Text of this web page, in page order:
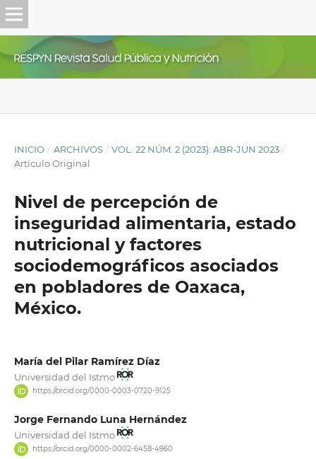
INICIO / ARCHIVOS / VOL. 22 NÚM. 2 (2023): ABR-JUN 2023 /
Artículo Original
Nivel de percepción de
inseguridad alimentaria, estado
nutricional y factores
sociodemográficos asociados
en pobladores de Oaxaca,
México.
María del Pilar Ramírez Díaz
Universidad del Istmo
https://orcid.org/0000-0003-0720-9125
Jorge Fernando Luna Hernández
Universidad del Istmo
https://orcid.org/0000-0002-6458-4960